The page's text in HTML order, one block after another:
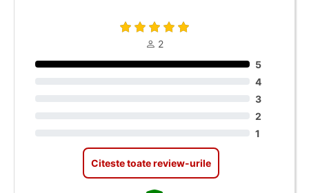
2
5
4
3
2
1
Citeste toate review-urile